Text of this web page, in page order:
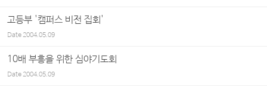
고등부 '캠퍼스 비전 집회'
Date2004.05.09
10배 부흥을 위한 심야기도회
Date2004.05.09